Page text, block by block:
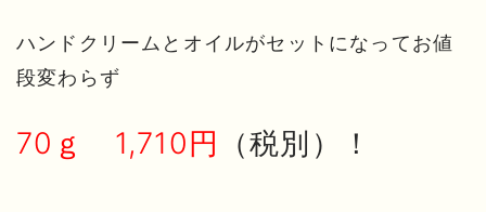
ハンドクリームとオイルがセットになってお値
段変わらず
70ｇ 1,710円 （税別）！